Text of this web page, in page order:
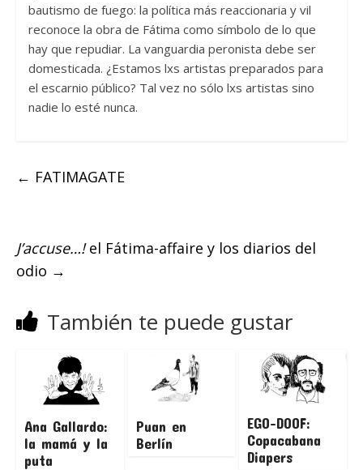
bautismo de fuego: la política más reaccionaria y vil
reconoce la obra de Fátima como símbolo de lo que
hay que repudiar. La vanguardia peronista debe ser
domesticada. ¿Estamos lxs artistas preparados para
el escarnio público? Tal vez no sólo lxs artistas sino
nadie lo esté nunca.
← FATIMAGATE
J’accuse…!el Fátima-affaire y los diarios del
odio →
También te puede gustar
Ana Gallardo:
la mamá y la
puta
Puan en
Berlín
EGO-DOOF:
Copacabana
Diapers